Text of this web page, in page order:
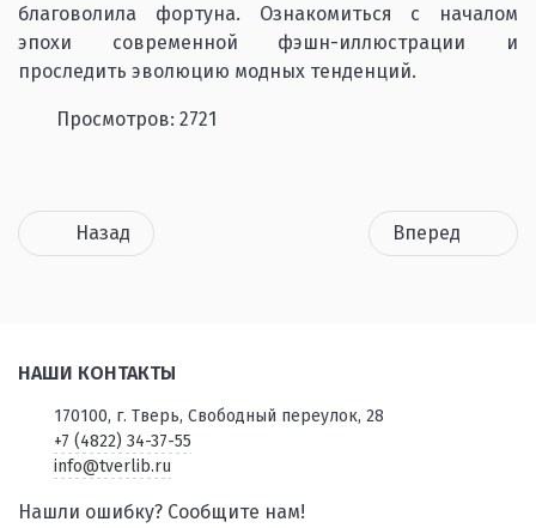
благоволила фортуна. Ознакомиться с началом
эпохи современной фэшн-иллюстрации и
проследить эволюцию модных тенденций.
Просмотров: 2721
Назад Вперед
НАШИ КОНТАКТЫ
170100, г. Тверь, Свободный переулок, 28
+7 (4822) 34-37-55
info@tverlib.ru
Нашли ошибку? Сообщите нам!